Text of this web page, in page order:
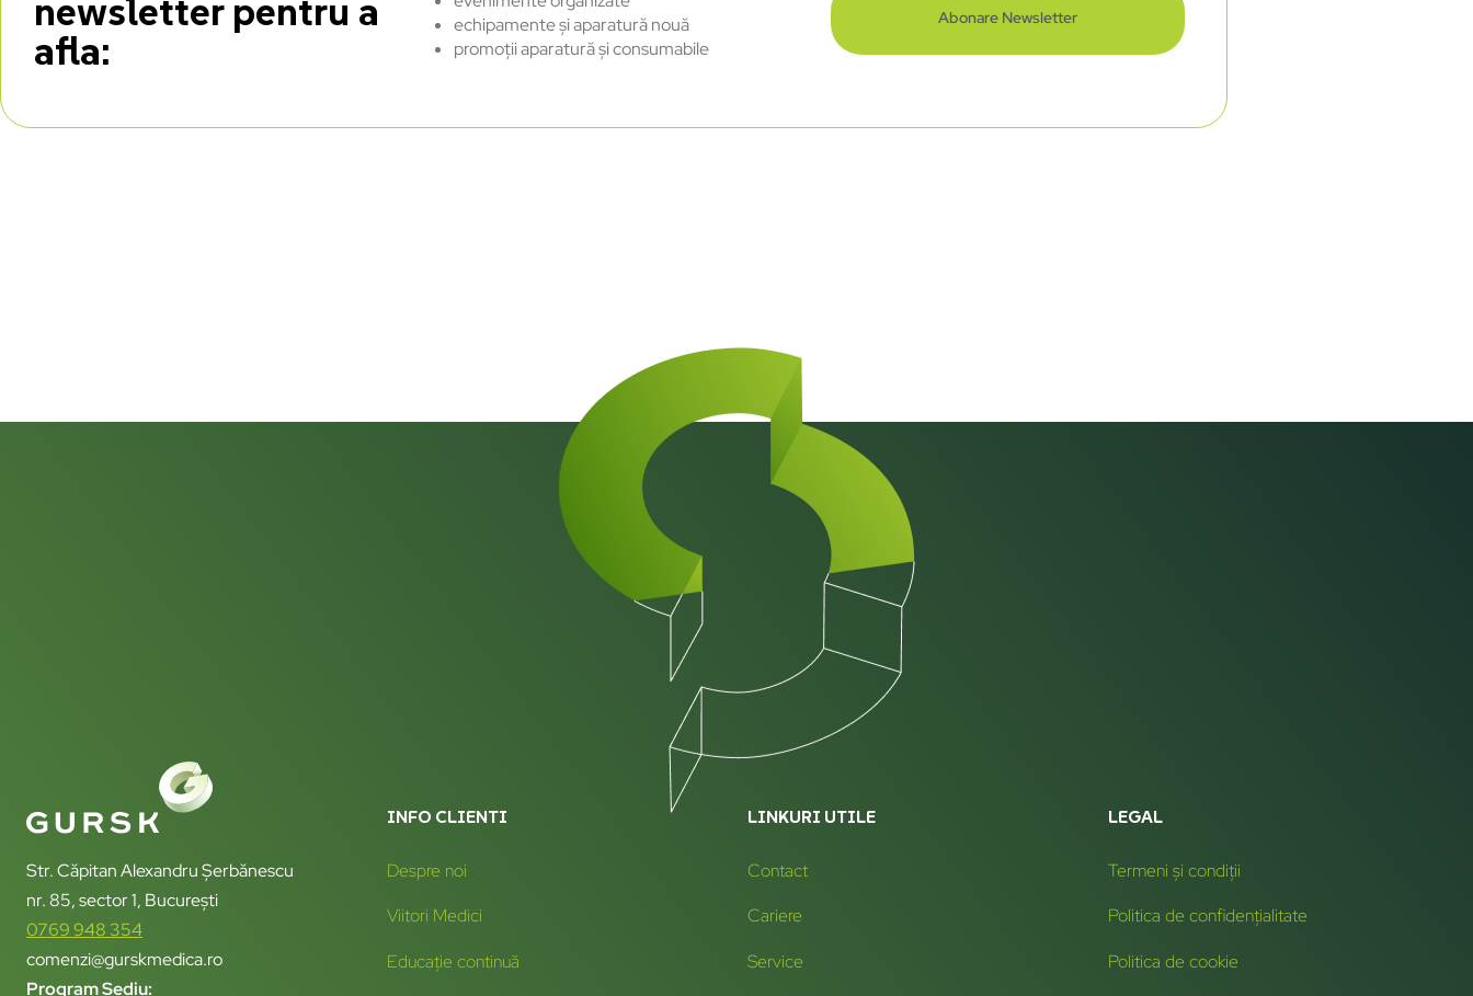
newsletter pentru a
afla:
echipamente și aparatură nouă
promoții aparatură și consumabile
Abonare Newsletter
Str. Căpitan Alexandru Șerbănescu
nr. 85, sector 1, București
0769 948 354
comenzi@gurskmedica.ro
Program Sediu:
INFO CLIENTI
Despre noi
Viitori Medici
Educație continuă
LINKURI UTILE
Contact
Cariere
Service
LEGAL
Termeni și condiții
Politica de confidențialitate
Politica de cookie